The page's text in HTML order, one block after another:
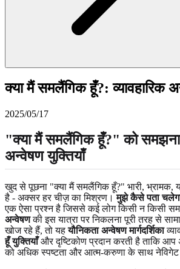
क्या मैं समलैंगिक हूँ?: व्यावहारिक
2025/05/17
"क्या मैं समलैंगिक हूँ?" को समझना:
अन्वेषण युक्तियाँ
खुद से पूछना "क्या मैं समलैंगिक हूँ?" भारी, भ्रामक,
है - अक्सर हर चीज़ का मिश्रण।मुझे कैसे पता
एक ऐसा प्रश्न है जिससे कई लोग किसी न किसी
अन्वेषणकी इस यात्रा पर निकलना पूरी तरह से
खोज रहे हैं, तो यहयौनिकता अन्वेषण मार्गदर्शिका
हूँ युक्तियाँऔर दृष्टिकोण प्रदान करती है ताकि आप
को अधिक स्पष्टता और आत्म-करुणा के साथ